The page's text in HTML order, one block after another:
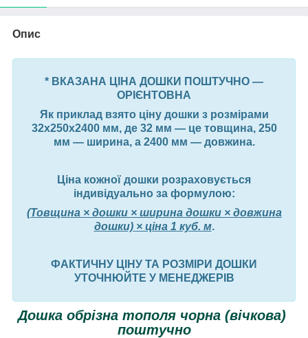
Опис
* ВКАЗАНА ЦІНА ДОШКИ ПОШТУЧНО —
ОРІЄНТОВНА
Як приклад взято ціну дошки з розмірами
32х250х2400 мм, де 32 мм — це товщина, 250
мм — ширина, а 2400 мм — довжина.
Ціна кожної дошки розраховується
індивідуально за формулою:
(Товщина × дошки × ширина дошки × довжина
дошки) × ціна 1 куб. м.
ФАКТИЧНУ ЦІНУ ТА РОЗМІРИ ДОШКИ
УТОЧНЮЙТЕ У МЕНЕДЖЕРІВ
Дошка обрізна тополя чорна (вічкова)
поштучно